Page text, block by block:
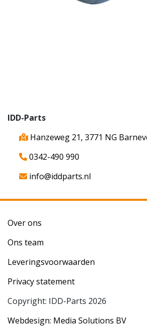
IDD-Parts
Hanzeweg 21, 3771 NG
0342-490 990
info@iddparts.nl
Over ons
Ons team
Leveringsvoorwaarden
Privacy statement
Copyright: IDD-Parts 2026
Webdesign: Media Solutions BV